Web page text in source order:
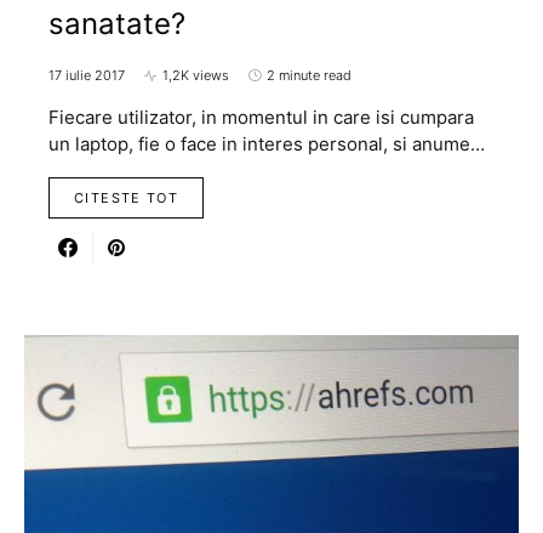
sanatate?
17 iulie 2017 1,2K views 2 minute read
Fiecare utilizator, in momentul in care isi cumpara
un laptop, fie o face in interes personal, si anume…
CITESTE TOT